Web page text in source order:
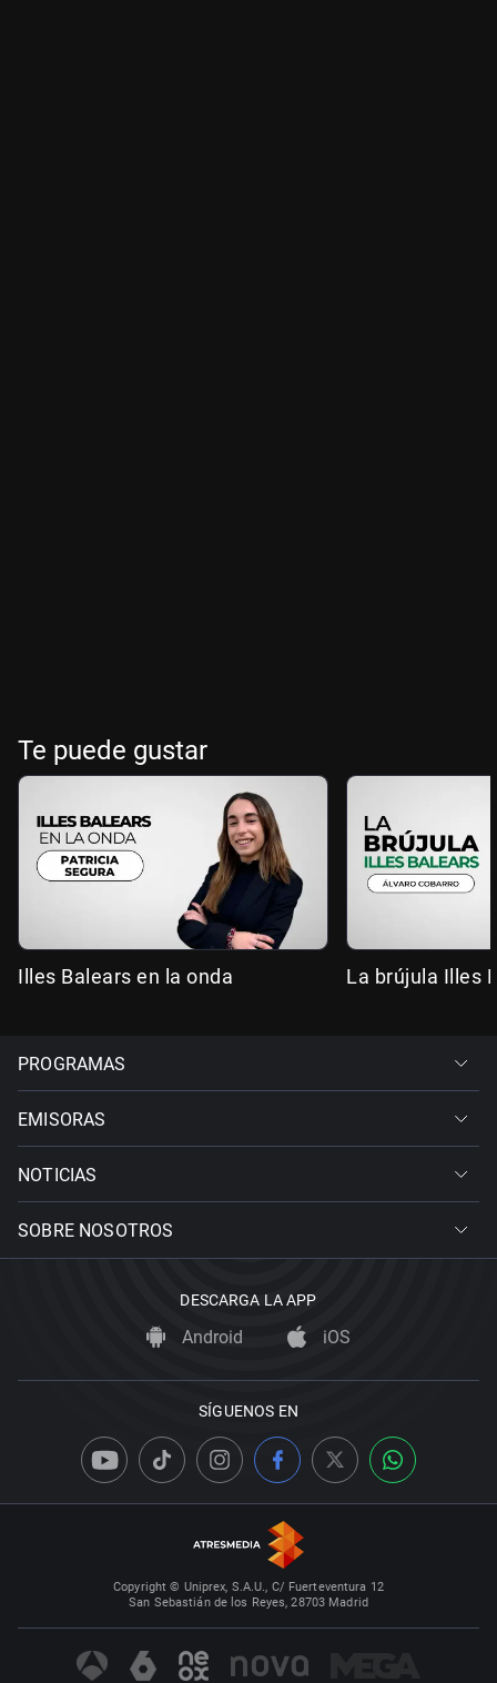
Te puede gustar
Illes Balears en la onda La brújula Illes
PROGRAMAS
EMISORAS
NOTICIAS
SOBRE NOSOTROS
DESCARGA LA APP
Android iOS
SÍGUENOS EN
Copyright © Uniprex, S.A.U., C/ Fuerteventura 12
San Sebastián de los Reyes, 28703 Madrid